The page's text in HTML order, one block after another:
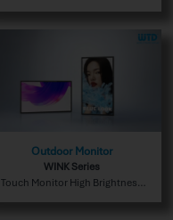
Outdoor Monitor
WINK Series
Touch Monitor High Brightness